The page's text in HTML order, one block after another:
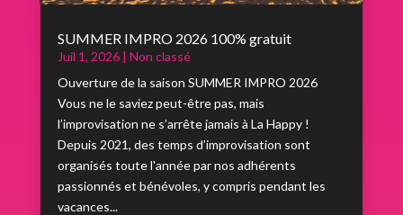
SUMMER IMPRO 2026 100% gratuit
Juil 1, 2026| Non classé
Ouverture de la saison SUMMER IMPRO 2026
Vous ne le saviez peut-être pas, mais
l’improvisation ne s’arrête jamais à La Happy !
Depuis 2021, des temps d’improvisation sont
organisés toute l'année par nos adhérents
passionnés et bénévoles, y compris pendant les
vacances...